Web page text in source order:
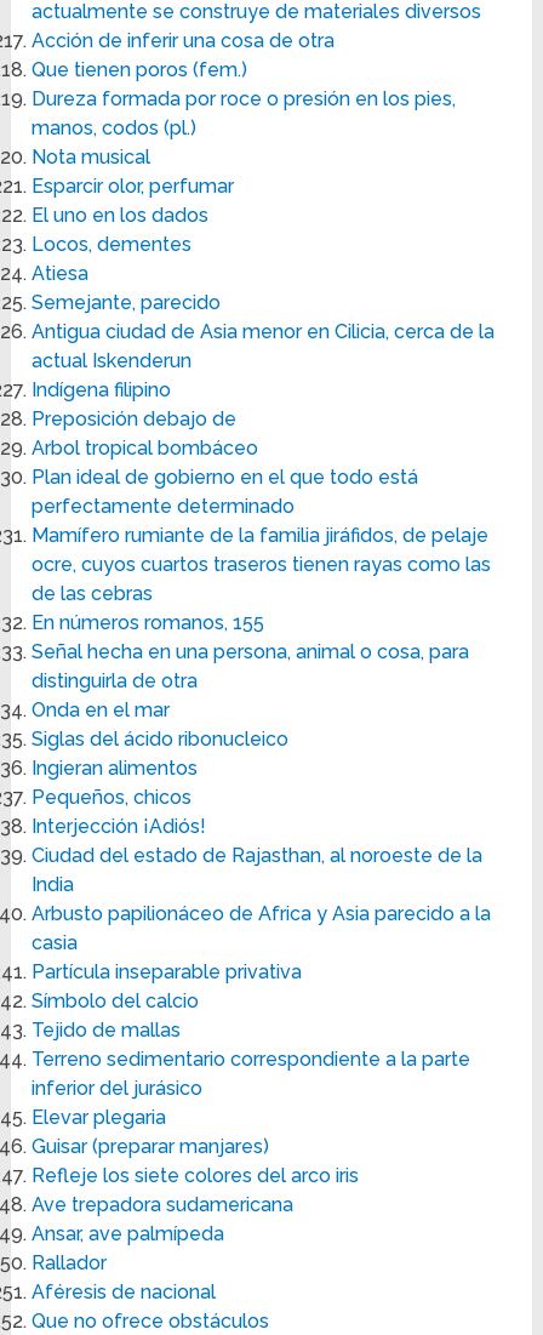
actualmente se construye de materiales diversos
Acción de inferir una cosa de otra
Que tienen poros (fem.)
Dureza formada por roce o presión en los pies,
manos, codos (pl.)
Nota musical
Esparcir olor, perfumar
El uno en los dados
Locos, dementes
Atiesa
Semejante, parecido
Antigua ciudad de Asia menor en Cilicia, cerca de la
actual Iskenderun
Indígena filipino
Preposición debajo de
Arbol tropical bombáceo
Plan ideal de gobierno en el que todo está
perfectamente determinado
Mamífero rumiante de la familia jiráfidos, de pelaje
ocre, cuyos cuartos traseros tienen rayas como las
de las cebras
En números romanos, 155
Señal hecha en una persona, animal o cosa, para
distinguirla de otra
Onda en el mar
Siglas del ácido ribonucleico
Ingieran alimentos
Pequeños, chicos
Interjección ¡Adiós!
Ciudad del estado de Rajasthan, al noroeste de la
India
Arbusto papilionáceo de Africa y Asia parecido a la
casia
Partícula inseparable privativa
Símbolo del calcio
Tejido de mallas
Terreno sedimentario correspondiente a la parte
inferior del jurásico
Elevar plegaria
Guisar (preparar manjares)
Refleje los siete colores del arco iris
Ave trepadora sudamericana
Ansar, ave palmípeda
Rallador
Aféresis de nacional
Que no ofrece obstáculos